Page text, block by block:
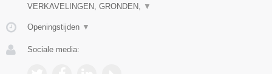
VERKAVELINGEN, GRONDEN, ▼
Openingstijden ▼
Sociale media: